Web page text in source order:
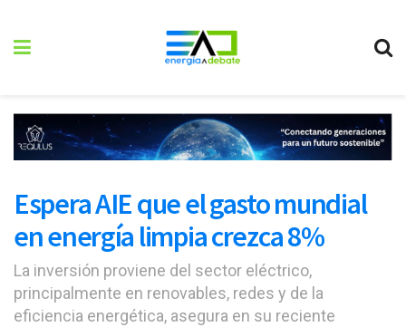
Espera AIE que el gasto mundial
en energía limpia crezca 8%
La inversión proviene del sector eléctrico,
principalmente en renovables, redes y de la
eficiencia energética, asegura en su reciente